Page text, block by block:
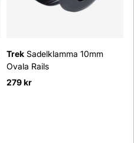
Trek Sadelklamma 10mm
Ovala Rails
279 kr